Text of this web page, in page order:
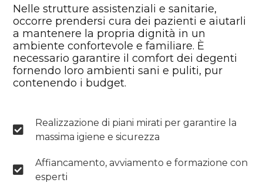
Nelle strutture assistenziali e sanitarie,
occorre prendersi cura dei pazienti e aiutarli
a mantenere la propria dignità in un
ambiente confortevole e familiare. È
necessario garantire il comfort dei degenti
fornendo loro ambienti sani e puliti, pur
contenendo i budget.
Realizzazione di piani mirati per garantire la
massima igiene e sicurezza
Affiancamento, avviamento e formazione con
esperti